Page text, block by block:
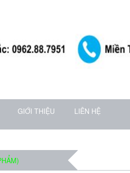
GIỚI THIỆU LIÊN HỆ